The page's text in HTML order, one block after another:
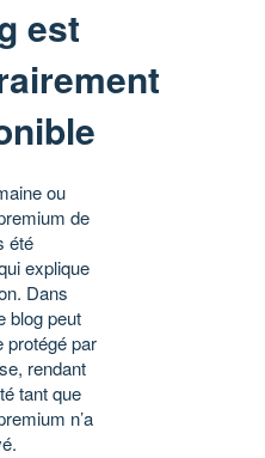
est
ou
de
été
explique
Dans
blog peut
protégé par
rendant
tant que
n’a